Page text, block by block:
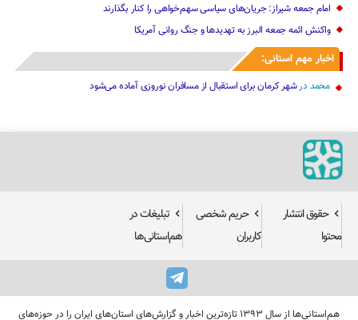
امام جمعه شیراز: جریان‌های سیاسی سهم‌خواهی را کنار بگذارند
واکنش ائمه جمعه البرز به تهدیدها و جنگ روانی آمریکا
اخبار مهم استانی:
محمد درشهر کرمان برای استقبال از مسافران نوروزی آماده می‌شود
حقوق انتشار
محتوا
حریم شخصی
کاربران
تبلیغات در
هم‌استانی‌ها
هم‌استانی‌ها از سال ۱۳۹۳ تازه‌ترین اخبار و گزارش‌های استان‌های ایران را در حوزه‌های